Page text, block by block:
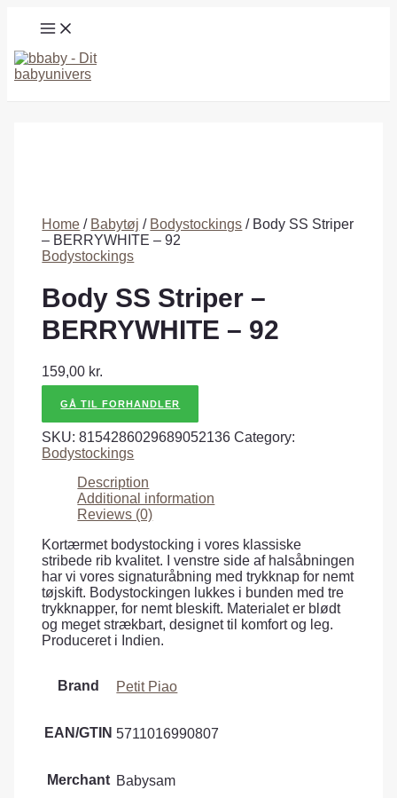
MAIN
MENU
Home / Babytøj / Bodystockings / Body SS Striper
– BERRYWHITE – 92
Bodystockings
Body SS Striper –
BERRYWHITE – 92
159,00 kr.
GÅ TIL FORHANDLER
SKU:8154286029689052136 Category:
Bodystockings
Description
Additional information
Reviews (0)
Kortærmet bodystocking i vores klassiske
stribede rib kvalitet. I venstre side af halsåbningen
har vi vores signaturåbning med trykknap for nemt
tøjskift. Bodystockingen lukkes i bunden med tre
trykknapper, for nemt bleskift. Materialet er blødt
og meget strækbart, designet til komfort og leg.
Produceret i Indien.
Brand Petit Piao
EAN/GTIN 5711016990807
Merchant Babysam